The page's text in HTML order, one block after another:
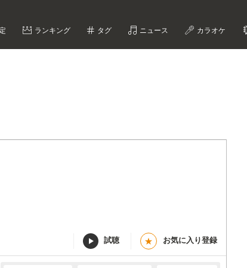
ランキング タグ ニュース カラオケ
試聴 ★ お気に入り登録